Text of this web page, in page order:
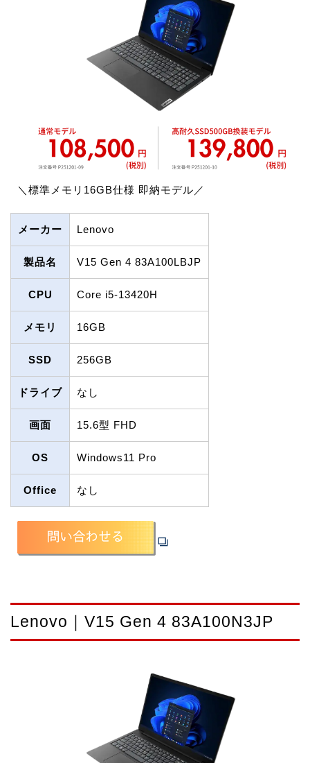
＼標準メモリ16GB仕様 即納モデル／
メーカー Lenovo
製品名 V15 Gen 4 83A100LBJP
CPU Core i5-13420H
メモリ 16GB
SSD 256GB
ドライブ なし
画面 15.6型 FHD
OS Windows11 Pro
Office なし
Lenovo｜V15 Gen 4 83A100N3JP